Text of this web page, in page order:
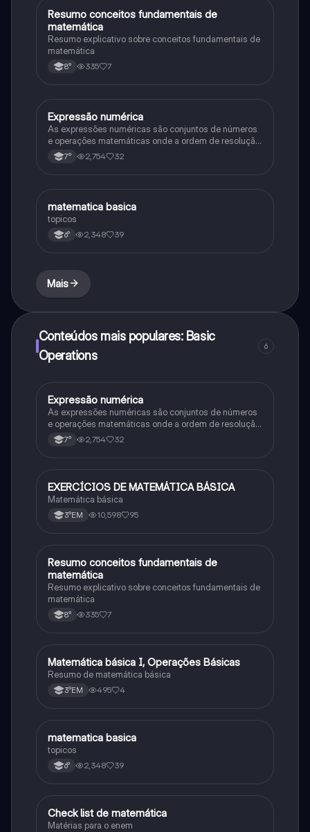
Matematica
Resumo conceitos fundamentais de
matemática
Resumo explicativo sobre conceitos fundamentais de
matemática
8° 335 7
Matematica
Expressão numérica
As expressões numéricas são conjuntos de números
e operações matemáticas onde a ordem de resolução
dessas operações é preestabelecida
7° 2,754 32
Matematica
matematica basica
topicos
6° 2,348 39
Mais
Conteúdos mais populares: Basic
Operations
6
Matematica
Expressão numérica
As expressões numéricas são conjuntos de números
e operações matemáticas onde a ordem de resolução
dessas operações é preestabelecida
7° 2,754 32
Matematica
EXERCÍCIOS DE MATEMÁTICA BÁSICA
Matemática básica
3°EM 10,598 95
Matematica
Resumo conceitos fundamentais de
matemática
Resumo explicativo sobre conceitos fundamentais de
matemática
8° 335 7
Matematica
Matemática básica I, Operações Básicas
Resumo de matemática básica
3°EM 495 4
Matematica
matematica basica
topicos
6° 2,348 39
Matematica
Check list de matemática
Matérias para o enem